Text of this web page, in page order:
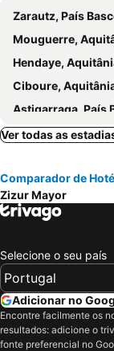
Zarautz, País
Mouguerre,
Hendaye,
Ciboure,
Astigarraga, País
Tarnos, Aquitânia
Urrugne,
Noain, Navarra
Navarrete, La
San Sebastián, País
Pamplona,
Logroño, La Rioja
Bayonne,
Anglet, Aquitânia
Ver todas as
Comparador de
Zizur Mayor
Selecione o seu país
Adicionar no
Encontre facilmente os
resultados: adicione o
fonte preferencial no